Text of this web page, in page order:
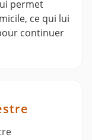
permet
ce qui lui
continuer